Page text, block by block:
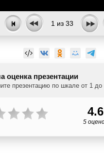
1 из 33
оценка презентации
презентацию по шкале от 1
4.6
5